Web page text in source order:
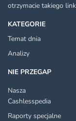
KATEGORIE
Temat dnia
Analizy
NIE PRZEGAP
Nasza
Cashlesspedia
Raporty specjalne
otrzymacie takiego